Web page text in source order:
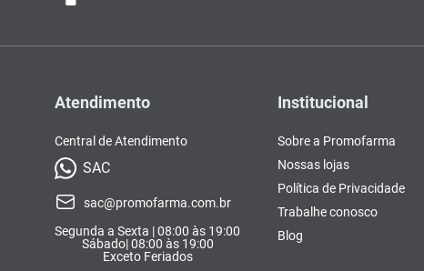
Atendimento
Central de Atendimento
SAC
sac@promofarma.com.br
Segunda a Sexta | 08:00 às 19:00
Sábado| 08:00 às 19:00
Exceto Feriados
Institucional
Sobre a Promofarma
Nossas lojas
Política de Privacidade
Trabalhe conosco
Blog